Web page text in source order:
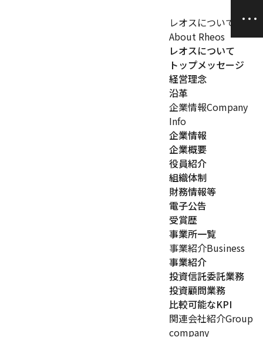
レオスについて
About Rheos
レオスについて
トップメッセージ
経営理念
沿革
企業情報Company
Info
企業情報
企業概要
役員紹介
組織体制
財務情報等
電子公告
受賞歴
事業所一覧
事業紹介Business
事業紹介
投資信託委託業務
投資顧問業務
比較可能なKPI
関連会社紹介Group
company